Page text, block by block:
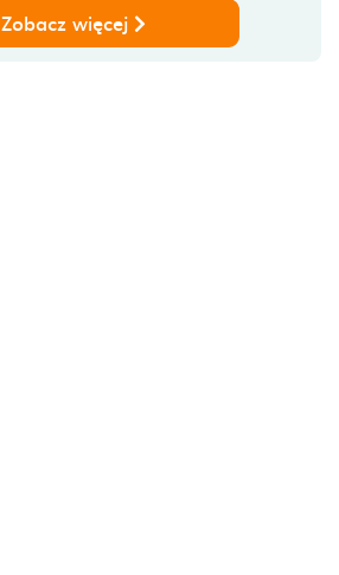
Zobacz więcej